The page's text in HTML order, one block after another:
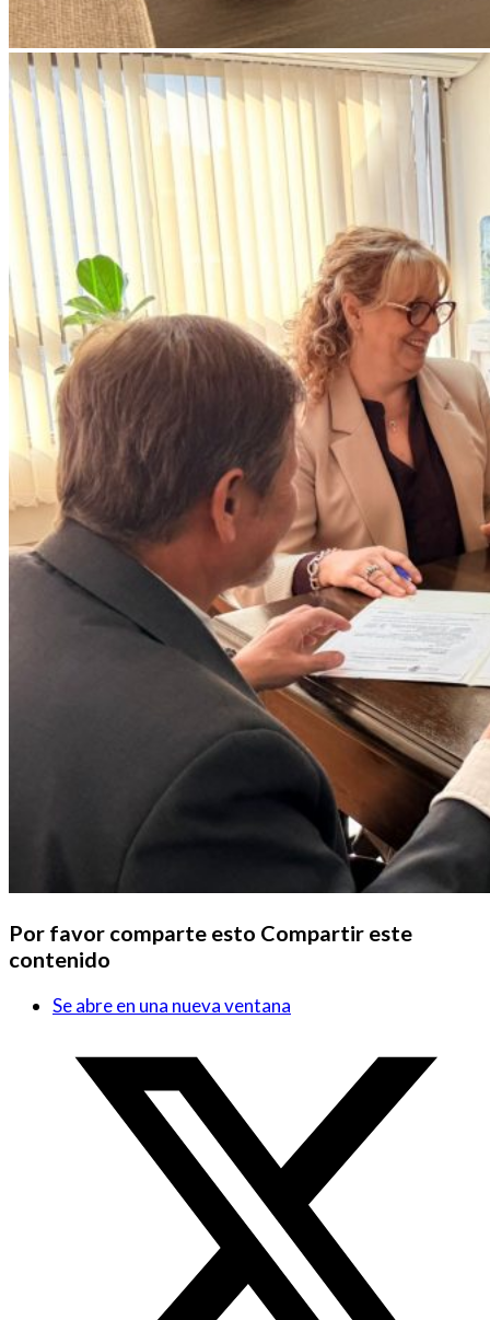
Por favor comparte esto Compartir este
contenido
Se abre en una nueva ventana